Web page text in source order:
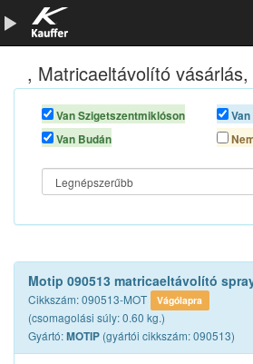
Szerszámkatalógus
Kosár
Alkatrészek
, Matricaeltávolító
Van Szigetszentmiklóson
Van Budán
Motip 090513 matricaeltávolító
Cikkszám: 090513-MOT Vágólapra
(csomagolási súly: 0.60 kg.)
Gyártó:MOTIP (gyártói cikkszám: 090513)